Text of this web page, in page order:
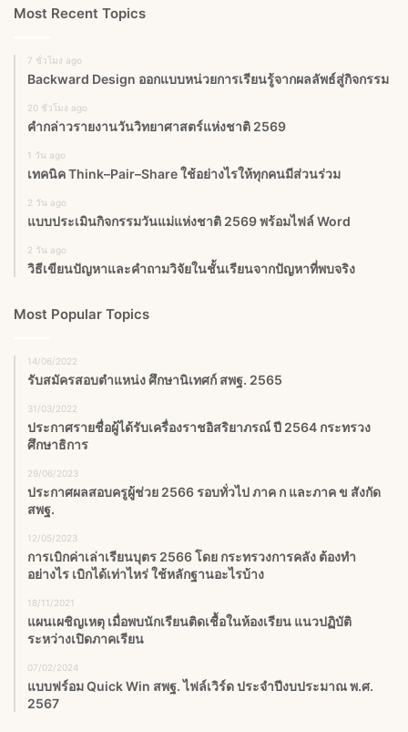
Most Recent Topics
7 ชั่วโมง ago
Backward Design ออกแบบหน่วยการเรียนรู้จากผลลัพธ์สู่กิจกรรม
20 ชั่วโมง ago
คำกล่าวรายงานวันวิทยาศาสตร์แห่งชาติ 2569
1 วัน ago
เทคนิค Think–Pair–Share ใช้อย่างไรให้ทุกคนมีส่วนร่วม
2 วัน ago
แบบประเมินกิจกรรมวันแม่แห่งชาติ 2569 พร้อมไฟล์ Word
2 วัน ago
วิธีเขียนปัญหาและคำถามวิจัยในชั้นเรียนจากปัญหาที่พบจริง
Most Popular Topics
14/06/2022
รับสมัครสอบตำแหน่ง ศึกษานิเทศก์ สพฐ. 2565
31/03/2022
ประกาศรายชื่อผู้ได้รับเครื่องราชอิสริยาภรณ์ ปี 2564 กระทรวง
ศึกษาธิการ
29/06/2023
ประกาศผลสอบครูผู้ช่วย 2566 รอบทั่วไป ภาค ก และภาค ข สังกัด
สพฐ.
12/05/2023
การเบิกค่าเล่าเรียนบุตร 2566 โดย กระทรวงการคลัง ต้องทำ
อย่างไร เบิกได้เท่าไหร่ ใช้หลักฐานอะไรบ้าง
18/11/2021
แผนเผชิญเหตุ เมื่อพบนักเรียนติดเชื้อในห้องเรียน แนวปฏิบัติ
ระหว่างเปิดภาคเรียน
07/02/2024
แบบฟร์อม Quick Win สพฐ. ไฟล์เวิร์ด ประจำปีงบประมาณ พ.ศ.
2567